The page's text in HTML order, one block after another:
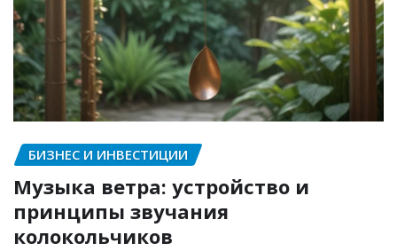
БИЗНЕС И ИНВЕСТИЦИИ
Музыка ветра: устройство и
принципы звучания
колокольчиков